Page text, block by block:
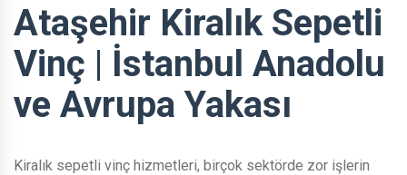
Ataşehir Kiralık Sepetli
Vinç | İstanbul Anadolu
ve Avrupa Yakası
Kiralık sepetli vinç hizmetleri, birçok sektörde zor işlerin